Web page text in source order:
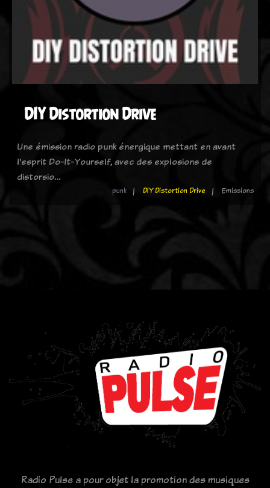
DIY Distortion Drive
Une émission radio punk énergique mettant en avant
l'esprit Do-It-Yourself, avec des explosions de
distorsio…
punk DIY Distortion Drive Emissions
Radio Pulse a pour objet la promotion des musiques